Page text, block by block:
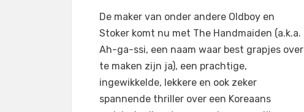
doorFilmofiel.nl
Laat een reactie achterop
Ah-
The
Handmaiden
De maker van onder andere Oldboy en
Stoker komt nu met The Handmaiden (a.k.a.
Ah-ga-ssi, een naam waar best grapjes over
te maken zijn ja), een prachtige,
ingewikkelde, lekkere en ook zeker
spannende thriller over een Koreaans